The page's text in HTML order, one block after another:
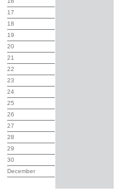
17
18
19
20
21
22
23
24
25
26
27
28
29
30
December